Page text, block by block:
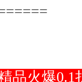
品火爆